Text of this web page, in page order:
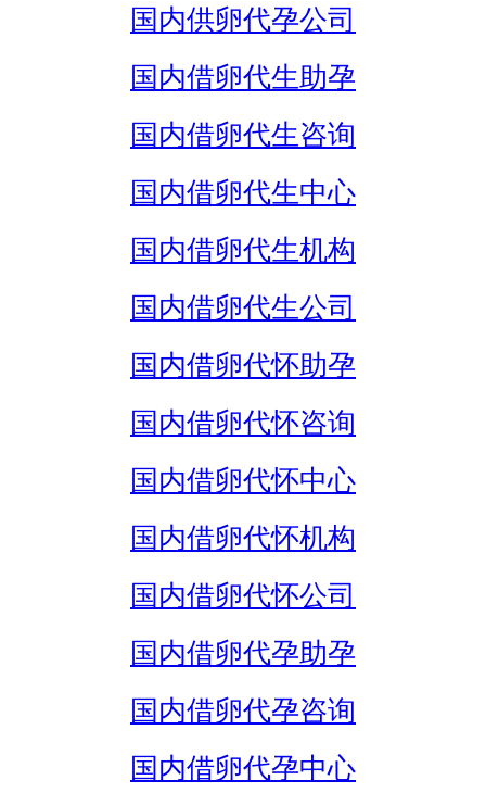
国内供卵代孕公司
国内借卵代生助孕
国内借卵代生咨询
国内借卵代生中心
国内借卵代生机构
国内借卵代生公司
国内借卵代怀助孕
国内借卵代怀咨询
国内借卵代怀中心
国内借卵代怀机构
国内借卵代怀公司
国内借卵代孕助孕
国内借卵代孕咨询
国内借卵代孕中心